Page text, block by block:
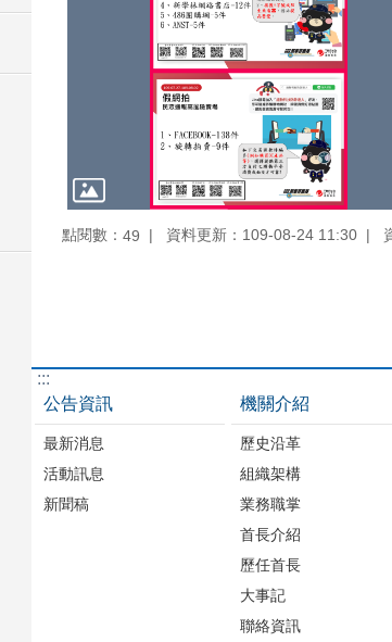
點閱數： 49 資料更新：109-08-24 11:30
:::
公告資訊
最新消息
活動訊息
新聞稿
機關介紹
歷史沿革
組織架構
業務職掌
首長介紹
歷任首長
大事記
聯絡資訊